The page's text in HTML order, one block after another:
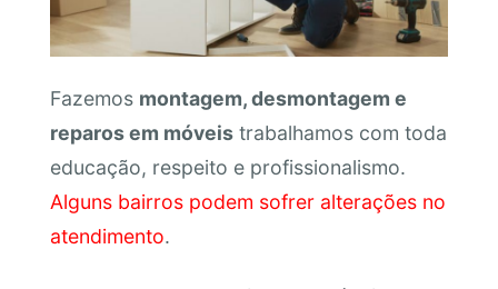
Fazemos montagem, desmontagem e
reparos em móveistrabalhamos com toda
educação, respeito e profissionalismo.
Alguns bairros podem sofrer alterações no
atendimento.